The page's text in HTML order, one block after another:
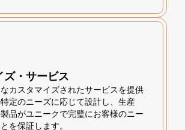
ズ・サービス
カスタマイズされたサービスを提供
定のニーズに応じて設計し、生産
品がユニークで完璧にお客様のニー
を保証します。